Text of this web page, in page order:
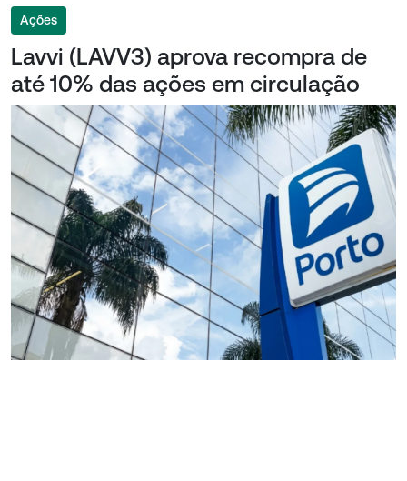
Ações
Lavvi (LAVV3) aprova recompra de
até 10% das ações em circulação